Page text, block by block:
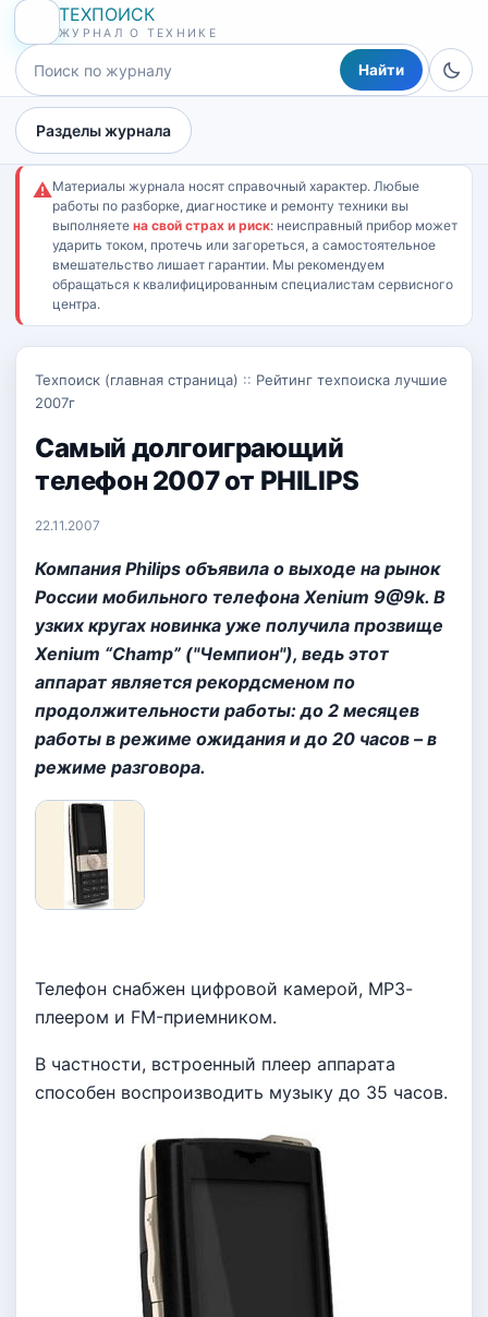
ТЕХПОИСК
ЖУРНАЛ О ТЕХНИКЕ
Найти
Разделы журнала
⚠Материалы журнала носят справочный характер. Любые
работы по разборке, диагностике и ремонту техники вы
выполняете на свой страх и риск: неисправный прибор может
ударить током, протечь или загореться, а самостоятельное
вмешательство лишает гарантии. Мы рекомендуем
обращаться к квалифицированным специалистам сервисного
центра.
Техпоиск (главная страница) :: Рейтинг техпоиска лучшие
2007г
Самый долгоиграющий
телефон 2007 от PHILIPS
22.11.2007
Компания Philips объявила о выходе на рынок
России мобильного телефона Xenium 9@9k. В
узких кругах новинка уже получила прозвище
Xenium “Champ” ("Чемпион"), ведь этот
аппарат является рекордсменом по
продолжительности работы: до 2 месяцев
работы в режиме ожидания и до 20 часов – в
режиме разговора.
Телефон снабжен цифровой камерой, МР3-
плеером и FM-приемником.
В частности, встроенный плеер аппарата
способен воспроизводить музыку до 35 часов.